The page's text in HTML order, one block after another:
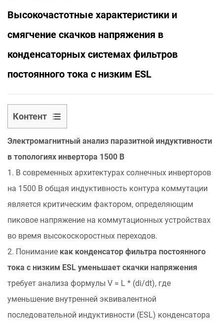
Высокочастотные характеристики и
смягчение скачков напряжения в
конденсаторных системах фильтров
постоянного тока с низким ESL
Контент
1
Электромагнитный
анализ
паразитной
индуктивности
топологиях
инвертора
1500
В
стабильность
и
частотная
Электромагнитный анализ паразитной индуктивности
в топологиях инвертора 1500 В
1. В современных архитектурах солнечных инверторов
на 1500 В общая индуктивность контура коммутации
является критическим фактором, определяющим
пиковое напряжение на коммутационных устройствах
во время высокоскоростных переходов.
2. Понимание как конденсатор фильтра постоянного
тока с низким ESL уменьшает скачки напряжения
требует анализа формулы V = L * (di/dt), где
уменьшение внутренней эквивалентной
последовательной индуктивности (ESL) конденсатора